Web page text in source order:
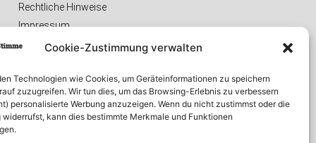
Cookie-Zustimmung verwalten
Technologien wie Cookies, um Geräteinformationen zu speichern
zuzugreifen. Wir tun dies, um das Browsing-Erlebnis zu verbessern
personalisierte Werbung anzuzeigen. Wenn du nicht zustimmst oder die
widerrufst, kann dies bestimmte Merkmale und Funktionen
Rechtliche Hinweise
Impressum
Datenschutzerklärung